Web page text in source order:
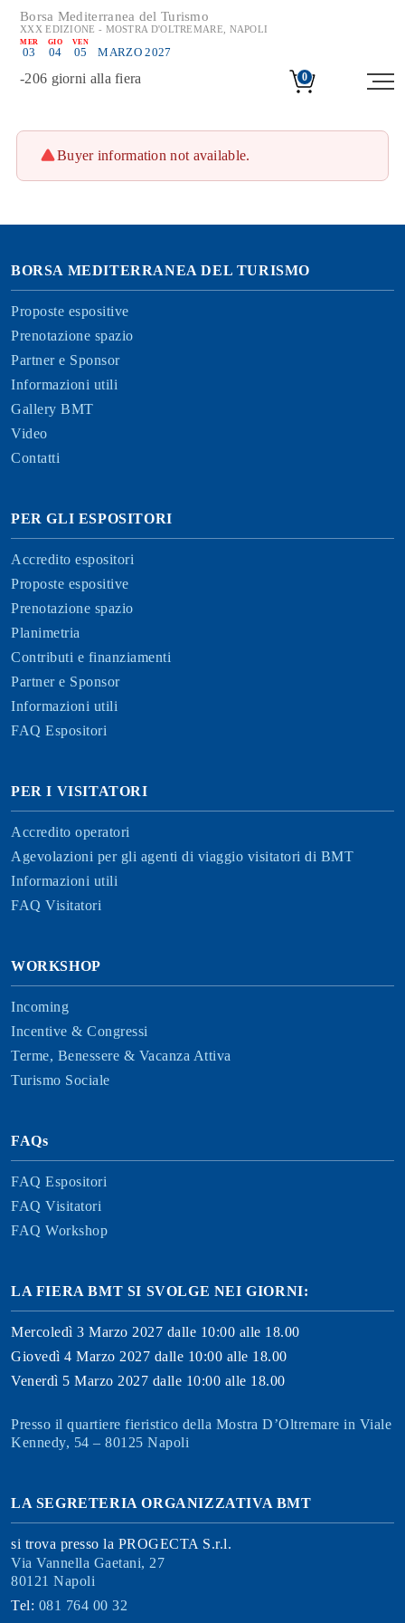
Borsa Mediterranea del Turismo
XXX EDIZIONE - MOSTRA D'OLTREMARE, NAPOLI
MER
03
GIO
04
VEN
05 MARZO 2027
-206 giorni alla fiera 0
Buyer information not available.
BORSA MEDITERRANEA DEL TURISMO
Proposte espositive
Prenotazione spazio
Partner e Sponsor
Informazioni utili
Gallery BMT
Video
Contatti
PER GLI ESPOSITORI
Accredito espositori
Proposte espositive
Prenotazione spazio
Planimetria
Contributi e finanziamenti
Partner e Sponsor
Informazioni utili
FAQ Espositori
PER I VISITATORI
Accredito operatori
Agevolazioni per gli agenti di viaggio visitatori di BMT
Informazioni utili
FAQ Visitatori
WORKSHOP
Incoming
Incentive & Congressi
Terme, Benessere & Vacanza Attiva
Turismo Sociale
FAQs
FAQ Espositori
FAQ Visitatori
FAQ Workshop
LA FIERA BMT SI SVOLGE NEI GIORNI:
Mercoledì 3 Marzo 2027 dalle 10:00 alle 18.00
Giovedì 4 Marzo 2027 dalle 10:00 alle 18.00
Venerdì 5 Marzo 2027 dalle 10:00 alle 18.00
Presso il quartiere fieristico della Mostra D’Oltremare in Viale
Kennedy, 54 – 80125 Napoli
LA SEGRETERIA ORGANIZZATIVA BMT
si trova presso la PROGECTA S.r.l.
Via Vannella Gaetani, 27
80121 Napoli
Tel: 081 764 00 32